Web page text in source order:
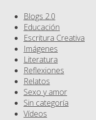
Blogs 2.0
Educación
Escritura Creativa
Imágenes
Literatura
Reflexiones
Relatos
Sexo y amor
Sin categoría
Vídeos